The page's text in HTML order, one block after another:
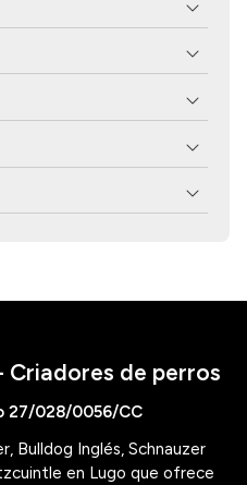
Criadores de perros
27/028/0056/CC
Bulldog Inglés, Schnauzer
en Lugo que ofrece